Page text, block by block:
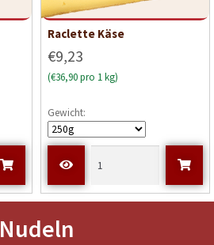
Raclette Käse
€9,23
(€36,90 pro 1 kg)
Gewicht:
Nudeln